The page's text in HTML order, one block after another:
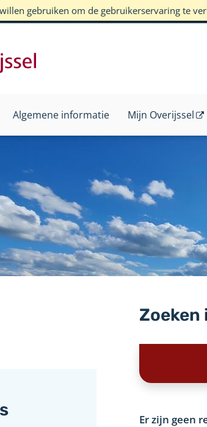
gebruiken om de gebruikerservaring te
Algemene informatie Mijn Overijssel
Zoeken
Er zijn geen